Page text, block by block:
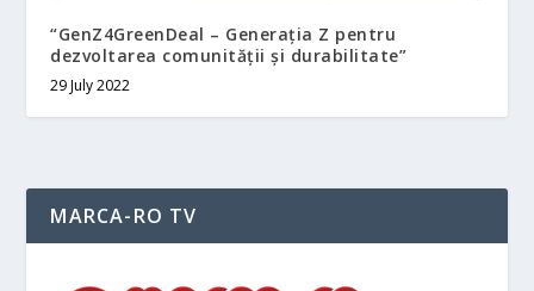
“GenZ4GreenDeal – Generația Z pentru
dezvoltarea comunității și durabilitate”
29 July 2022
MARCA-RO TV